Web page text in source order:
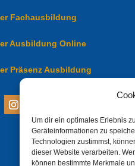
Um dir ein optimales Erlebnis
Geräteinformationen zu
Technologien zustimmst,
dieser Website verarbeiten.
können bestimmte Merkmale
Fachausbildung
Ausbildung Online
Präsenz Ausbildung